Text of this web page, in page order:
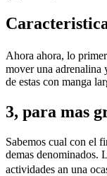
Ahora ahora, lo
mover una adrenalina
de estas con manga
3, para mas
Sabemos cual con el
demas denominados.
actividades an una